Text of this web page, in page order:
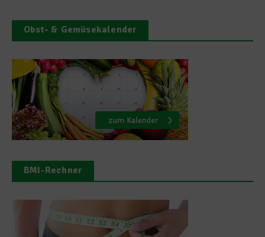
Obst- & Gemüsekalender
BMI-Rechner